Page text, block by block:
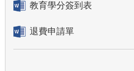
教育學分簽到表
退費申請單